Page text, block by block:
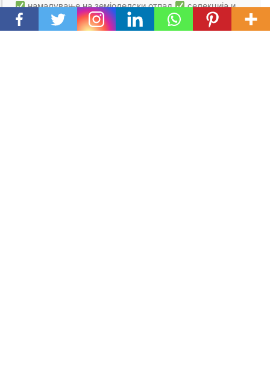
намалување на земјоделски отпад
селекција и
рециклирање
компостирање и производство на био-
хумус
повторна употреба на материјали во